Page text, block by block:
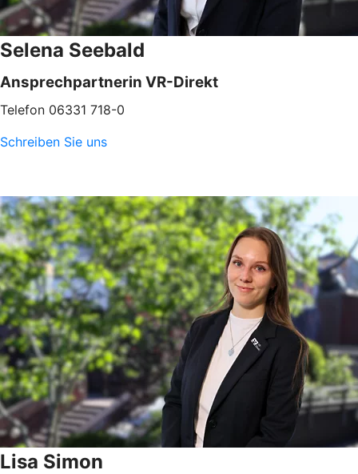
Selena Seebald
Ansprechpartnerin VR-Direkt
Telefon 06331 718-0
Schreiben Sie uns
Lisa Simon